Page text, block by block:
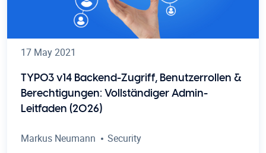
17 May 2021
TYPO3 v14 Backend-Zugriff, Benutzerrollen &
Berechtigungen: Vollständiger Admin-
Leitfaden (2026)
Markus Neumann Security